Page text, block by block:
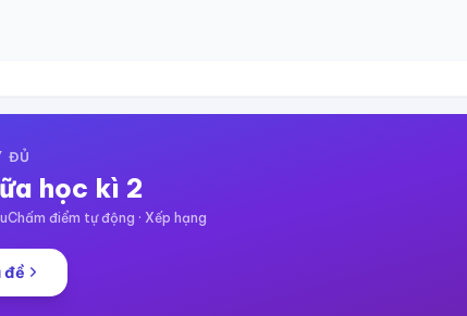
ĐỦ
học kì 2
Chấm điểm tự động · Xếp hạng
đề